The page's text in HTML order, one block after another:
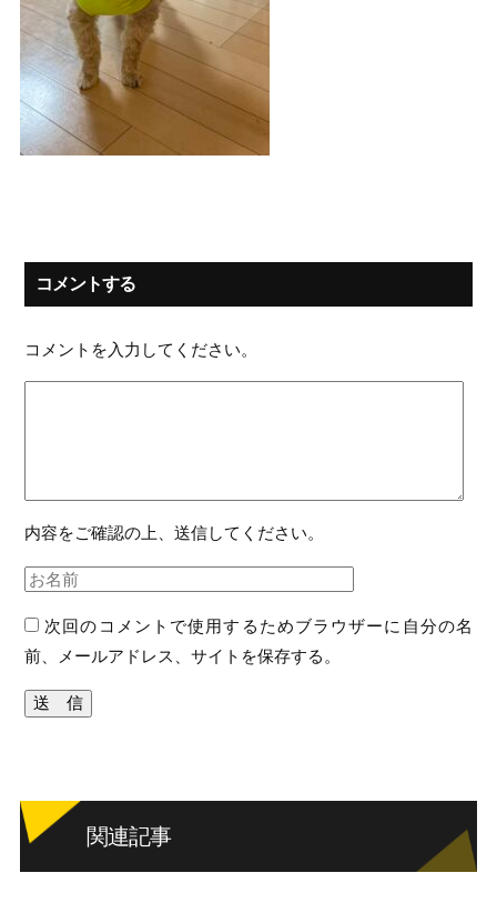
コメントする
コメントを入力してください。
内容をご確認の上、送信してください。
次回のコメントで使用するためブラウザーに自分の名
前、メールアドレス、サイトを保存する。
関連記事